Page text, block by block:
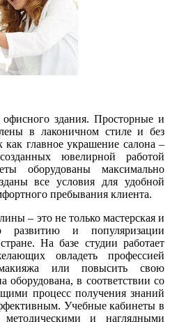
здания. Просторные и
в лаконичном стиле и без
как главное украшение салона –
ювелирной работой
оборудованы максимально
все условия для удобной
пребывания клиента.
– это не только мастерская и
и популяризации
На базе студии работает
овладеть профессией
макияжа или повысить свою
оборудована, в соответствии со
процесс получения знаний
Учебные кабинеты в
и наглядными